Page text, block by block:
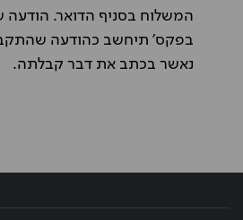
המשלוח בסניף הדואר. הודעה
בפקס' תיחשב כהודעה
נאשר בכתב את דבר קבלתה.